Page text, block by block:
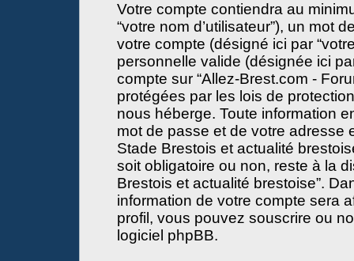
Votre compte contiendra au
“votre nom d’utilisateur”), un mot
votre compte (désigné ici par
personnelle valide (désignée ici
compte sur “Allez-Brest.com -
protégées par les lois de
nous héberge. Toute information
mot de passe et de votre adresse
Stade Brestois et actualité
soit obligatoire ou non, reste à la
Brestois et actualité brestoise”.
information de votre compte sera
profil, vous pouvez souscrire ou
logiciel phpBB.